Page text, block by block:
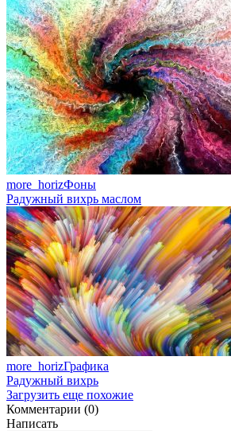
more_horizФоны
Радужный вихрь маслом
more_horizГрафика
Радужный вихрь
Загрузить еще похожие
Комментарии (0)
Написать